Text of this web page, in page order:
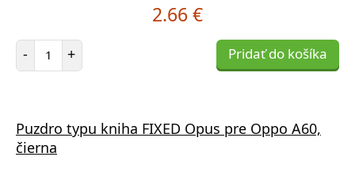
2.66 €
- Počet položiek
+ Pridať do košíka
Puzdro typu kniha FIXED Opus pre Oppo A60,
čierna